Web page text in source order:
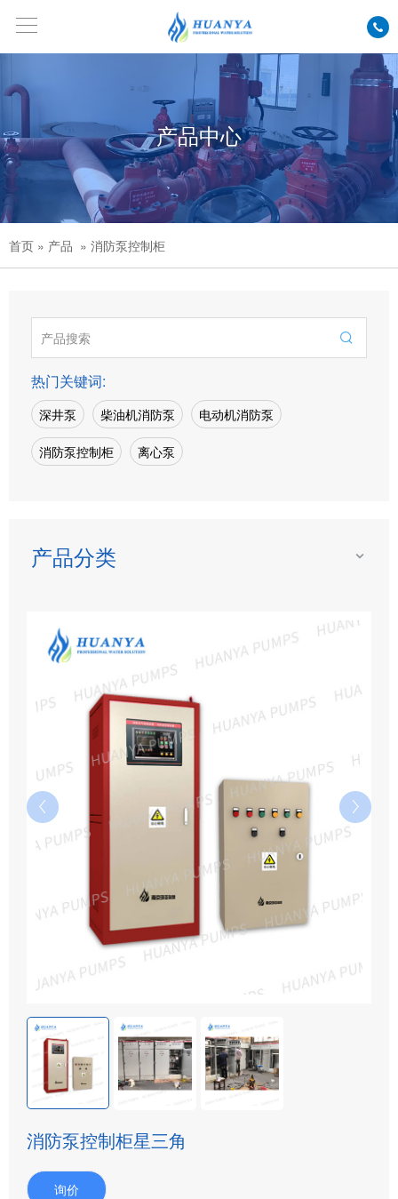
产品中心
首页 » 产品 » 消防泵控制柜

热门关键词:
深井泵 柴油机消防泵 电动机消防泵
消防泵控制柜 离心泵
产品分类 
消防泵控制柜星三角
询价